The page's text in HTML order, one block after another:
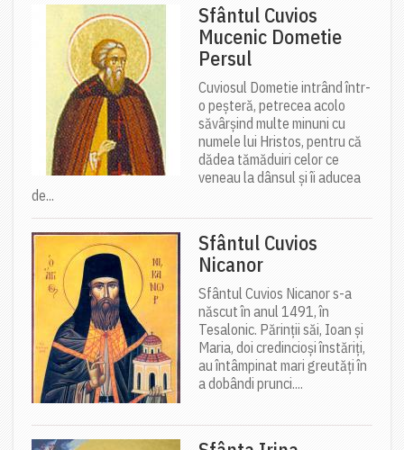
Sfântul Cuvios
Mucenic Dometie
Persul
Cuviosul Dometie intrând într-
o peșteră, petrecea acolo
săvârșind multe minuni cu
numele lui Hristos, pentru că
dădea tămăduiri celor ce
veneau la dânsul și îi aducea
de...
Sfântul Cuvios
Nicanor
Sfântul Cuvios Nicanor s-a
născut în anul 1491, în
Tesalonic. Părinții săi, Ioan și
Maria, doi credincioși înstăriți,
au întâmpinat mari greutăți în
a dobândi prunci....